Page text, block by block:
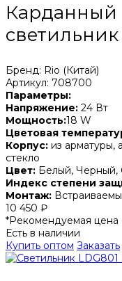
Карданный
светильник
Бренд: Rio (Китай)
Артикул: 708700
Параметры:
Напряжение: 24 Вт
Мощность:18 W
Цветовая
Корпус: из арматуры,
стекло
Цвет: Белый, Черный,
Индекс степени
Монтаж:
10 450 ₽
*Рекомендуемая цена
Есть в наличии
Купить оптом Заказать